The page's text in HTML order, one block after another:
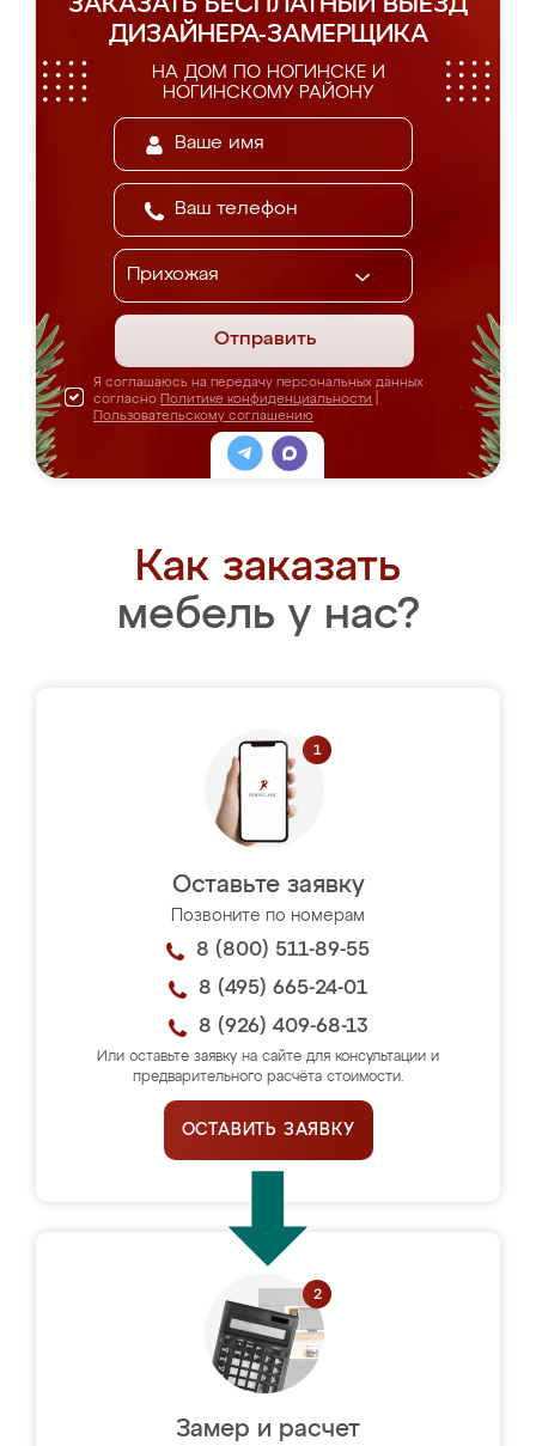
ЗАКАЗАТЬ БЕСПЛАТНЫЙ ВЫЕЗД
ДИЗАЙНЕРА-ЗАМЕРЩИКА
НА ДОМ ПО НОГИНСКЕ И
НОГИНСКОМУ РАЙОНУ
Отправить
Я соглашаюсь на передачу персональных данных
согласно Политике конфиденциальности
Пользовательскому соглашению
Как заказать
мебель у нас?
Оставьте заявку
Позвоните по номерам
8 (800) 511-89-55
8 (495) 665-24-01
8 (926) 409-68-13
Или оставьте заявку на сайте для консультации и
предварительного расчёта стоимости.
ОСТАВИТЬ ЗАЯВКУ
Замер и расчет